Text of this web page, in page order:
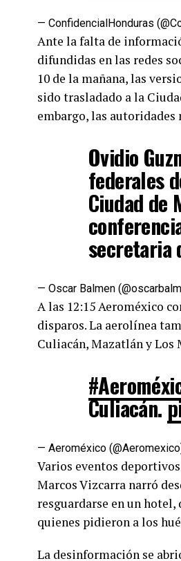
— ConfidencialHonduras
Ante la falta de
difundidas en las redes
10 de la mañana, las
sido trasladado a la
embargo, las
Ovidio
federales
Ciudad de
secretaria
— Oscar Balmen
A las 12:15 Aeroméxico
disparos. La aerolínea
Culiacán, Mazatlán y Los
Culiacán.
— Aeroméxico
Varios eventos
Marcos Vizcarra narró
resguardarse en un
quienes pidieron a los
La desinformación se